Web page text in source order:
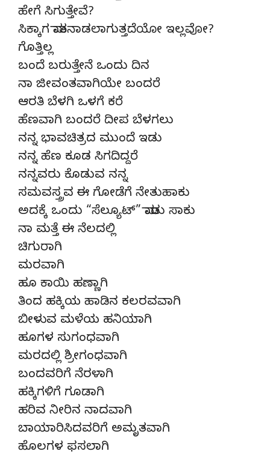
ಹೇಗೆ ಸಿಗುತ್ತೇವೆ?
ಸಿಕ್ಕಾಗ ಮಾತನಾಡಲಾಗುತ್ತದೆಯೋ ಇಲ್ಲವೋ?
ಗೊತ್ತಿಲ್ಲ
ಬಂದೆ ಬರುತ್ತೇನೆ ಒಂದು ದಿನ
ನಾ ಜೀವಂತವಾಗಿಯೇ ಬಂದರೆ
ಆರತಿ ಬೆಳಗಿ ಒಳಗೆ ಕರೆ
ಹೆಣವಾಗಿ ಬಂದರೆ ದೀಪ ಬೆಳಗಲು
ನನ್ನ ಭಾವಚಿತ್ರದ ಮುಂದೆ ಇಡು
ನನ್ನ ಹೆಣ ಕೂಡ ಸಿಗದಿದ್ದರೆ
ನನ್ನವರು ಕೊಡುವ ನನ್ನ
ಸಮವಸ್ತ್ರವ ಈ ಗೋಡೆಗೆ ನೇತುಹಾಕು
ಅದಕ್ಕೆ ಒಂದು “ಸೆಲ್ಯೂಟ್” ಮಾಡು ಸಾಕು
ನಾ ಮತ್ತೆ ಈ ನೆಲದಲ್ಲಿ
ಚಿಗುರಾಗಿ
ಮರವಾಗಿ
ಹೂ ಕಾಯಿ ಹಣ್ಣಾಗಿ
ತಿಂದ ಹಕ್ಕಿಯ ಹಾಡಿನ ಕಲರವವಾಗಿ
ಬೀಳುವ ಮಳೆಯ ಹನಿಯಾಗಿ
ಹೂಗಳ ಸುಗಂಧವಾಗಿ
ಮರದಲ್ಲಿ ಶ್ರೀಗಂಧವಾಗಿ
ಬಂದವರಿಗೆ ನೆರಳಾಗಿ
ಹಕ್ಕಿಗಳಿಗೆ ಗೂಡಾಗಿ
ಹರಿವ ನೀರಿನ ನಾದವಾಗಿ
ಬಾಯಾರಿಸಿದವರಿಗೆ ಅಮೃತವಾಗಿ
ಹೊಲಗಳ ಫಸಲಾಗಿ